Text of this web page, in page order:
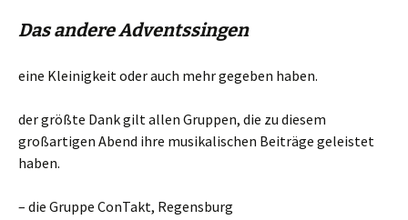
Das andere Adventssingen
eine Kleinigkeit oder auch mehr gegeben haben.
der größte Dank gilt allen Gruppen, die zu diesem
großartigen Abend ihre musikalischen Beiträge geleistet
haben.
– die Gruppe ConTakt, Regensburg